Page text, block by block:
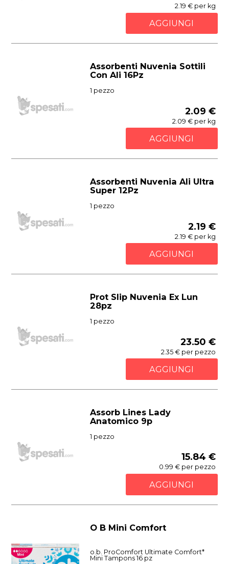
2.19 € per kg
AGGIUNGI
Assorbenti Nuvenia Sottili
Con Ali 16Pz
1 pezzo
2.09 €
2.09 € per kg
AGGIUNGI
Assorbenti Nuvenia Ali Ultra
Super 12Pz
1 pezzo
2.19 €
2.19 € per kg
AGGIUNGI
Prot Slip Nuvenia Ex Lun
28pz
1 pezzo
23.50 €
2.35 € per pezzo
AGGIUNGI
Assorb Lines Lady
Anatomico 9p
1 pezzo
15.84 €
0.99 € per pezzo
AGGIUNGI
O B Mini Comfort
o.b. ProComfort Ultimate Comfort*
Mini Tampons 16 pz